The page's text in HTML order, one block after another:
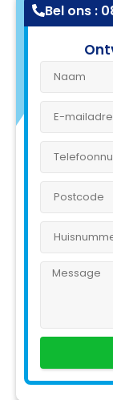
Bel ons :